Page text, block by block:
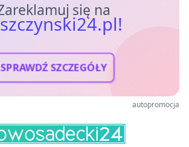
się na
SPRAWDŹ SZCZEGÓŁY
autopromocja